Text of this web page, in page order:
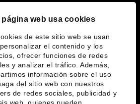
página web usa cookies
de este sitio web se usan
el contenido y los
ofrecer funciones de redes
y analizar el tráfico. Además,
información sobre el uso
del sitio web con nuestros
de redes sociales, publicidad y
Foro
idiomas